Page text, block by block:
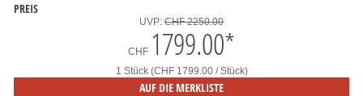
PREIS
UVP: CHF 2250.00
CHF 1799.00*
1 Stück (CHF 1799.00 / Stück)
AUF DIE MERKLISTE